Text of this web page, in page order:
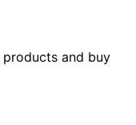
and buy